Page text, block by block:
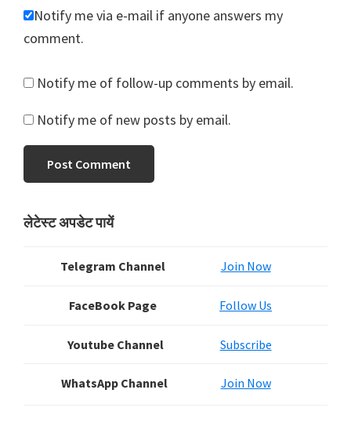
Notify me via e-mail if anyone answers my
comment.
Notify me of follow-up comments by email.
Notify me of new posts by email.
Primary
लेटेस्ट अपडेट पायें
Telegram Channel Join Now
FaceBook Page Follow Us
Youtube Channel Subscribe
WhatsApp Channel Join Now